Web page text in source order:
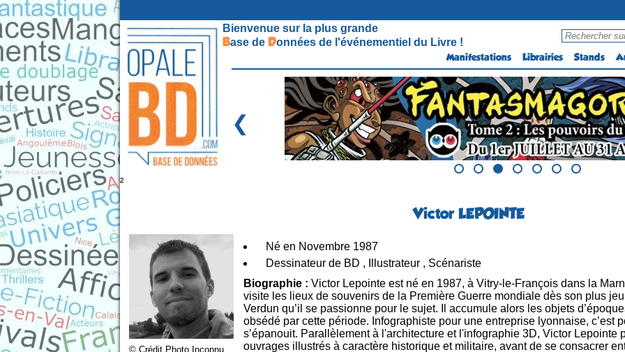
Bienvenue sur la plus grande
Base de Données de l'événementiel du Livre !
Manifestations Librairies Stands
❮
²
Victor LEPOINTE
© Crédit Photo Inconnu
Né en Novembre 1987
Dessinateur de BD , Illustrateur , Scénariste
Biographie : Victor Lepointe est né en 1987, à Vitry-le-François dans la
visite les lieux de souvenirs de la Première Guerre mondiale dès son plus
Verdun qu’il se passionne pour le sujet. Il accumule alors les objets
obsédé par cette période. Infographiste pour une entreprise lyonnaise, c’est
s’épanouit. Parallèlement à l'architecture et l'infographie 3D, Victor Lepointe
ouvrages illustrés à caractère historique et militaire, avant de se consacrer